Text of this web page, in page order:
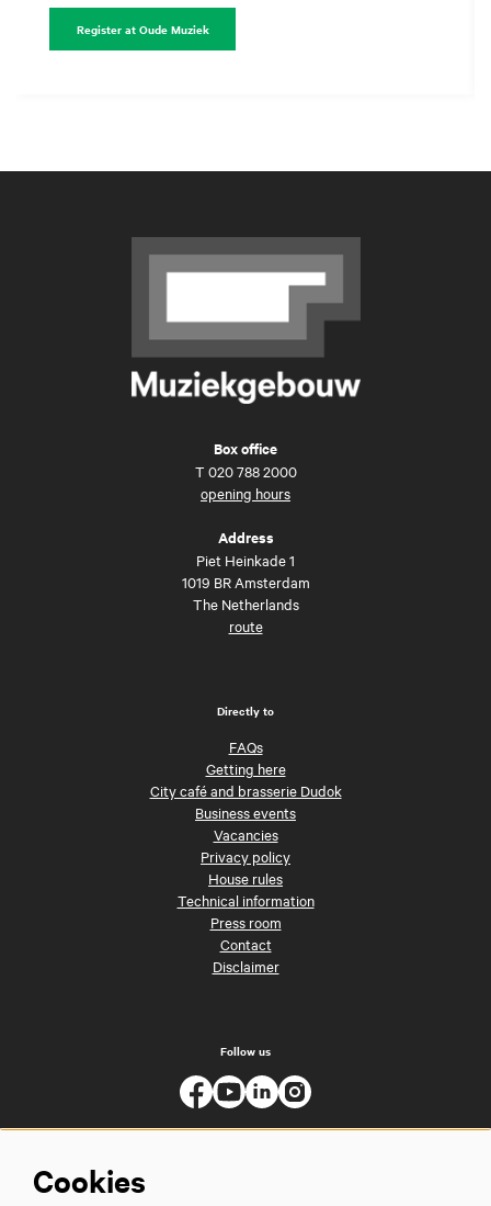
Register at Oude Muziek
Box office
T 020 788 2000
opening hours
Address
Piet Heinkade 1
1019 BR Amsterdam
The Netherlands
route
Directly to
FAQs
Getting here
City café and brasserie Dudok
Business events
Vacancies
Privacy policy
House rules
Technical information
Press room
Contact
Disclaimer
Follow us
Cookies